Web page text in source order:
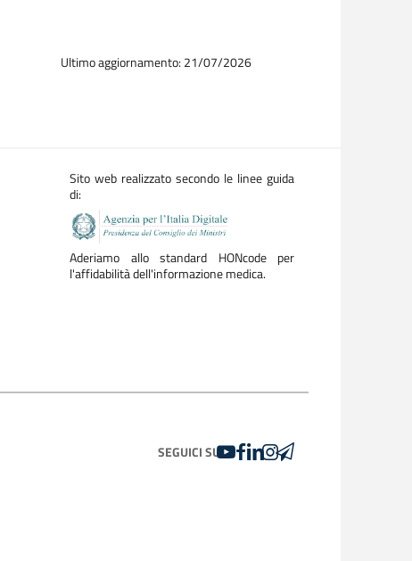
Ultimo aggiornamento: 21/07/2026
Sito web realizzato secondo le linee guida
di:
Aderiamo allo standard HONcode per
l'affidabilità dell'informazione medica.
SEGUICI SUYOUTUBE
FACEBOOK
LINKEDIN
INSTAGRAM
TELEGRAM